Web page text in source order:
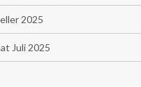
2025
Juli 2025